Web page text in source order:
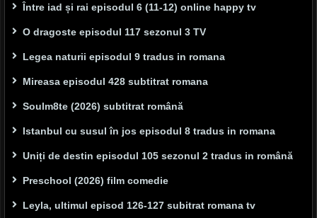
Între iad și rai episodul 6 (11-12) online happy tv
O dragoste episodul 117 sezonul 3 TV
Legea naturii episodul 9 tradus in romana
Mireasa episodul 428 subtitrat romana
Soulm8te (2026) subtitrat română
Istanbul cu susul în jos episodul 8 tradus in romana
Uniți de destin episodul 105 sezonul 2 tradus in română
Preschool (2026) film comedie
Leyla, ultimul episod 126-127 subitrat romana tv